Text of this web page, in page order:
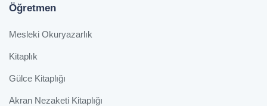
Öğretmen
Mesleki Okuryazarlık
Kitaplık
Gülce Kitaplığı
Akran Nezaketi Kitaplığı